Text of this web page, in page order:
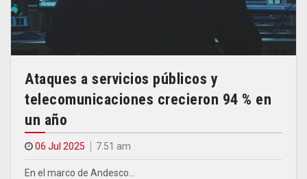
Ataques a servicios públicos y
telecomunicaciones crecieron 94 % en
un año
06 Jul 2025 7.51 am
En el marco de Andesco…